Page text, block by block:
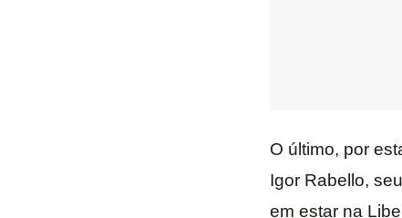
O último, por
Igor Rabello,
em estar na